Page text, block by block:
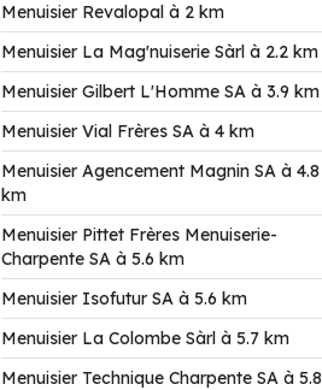
Menuisier Revalopal à 2 km
Menuisier La Mag'nuiserie Sàrl à 2.2 km
Menuisier Gilbert L'Homme SA à 3.9 km
Menuisier Vial Frères SA à 4 km
Menuisier Agencement Magnin SA à 4.8
km
Menuisier Pittet Frères Menuiserie-
Charpente SA à 5.6 km
Menuisier Isofutur SA à 5.6 km
Menuisier La Colombe Sàrl à 5.7 km
Menuisier Technique Charpente SA à 5.8